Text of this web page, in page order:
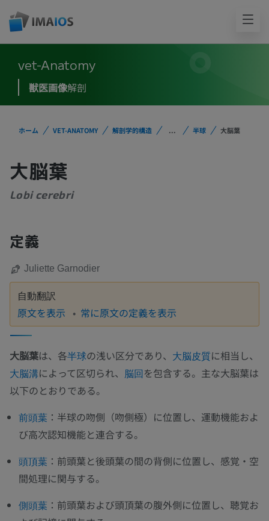
vet-Anatomy
獣医画像解剖
ホーム VET-ANATOMY 解剖学的構造 ... 半球 大脳葉
大脳葉
Lobi cerebri
定義
Juliette Garnodier
自動翻訳
原文を表示 常に原文の定義を表示
大脳葉は、各半球の浅い区分であり、 大脳皮質に相当し、
大脳溝によって区切られ、 脳回を包含する。主な大脳葉は
以下のとおりである。
前頭葉 ：半球の吻側（吻側極）に位置し、運動機能およ
び高次認知機能と連合する。
頭頂葉 ：前頭葉と後頭葉の間の背側に位置し、感覚・空
間処理に関与する。
側頭葉 ：前頭葉および頭頂葉の腹外側に位置し、聴覚お